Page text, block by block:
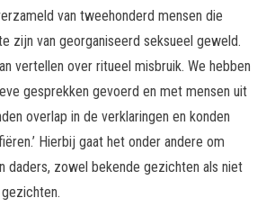
van tweehonderd mensen die
zijn van georganiseerd seksueel geweld.
vertellen over ritueel misbruik. We hebben
gesprekken gevoerd en met mensen uit
overlap in de verklaringen en konden
Hierbij gaat het onder andere om
daders, zowel bekende gezichten als niet